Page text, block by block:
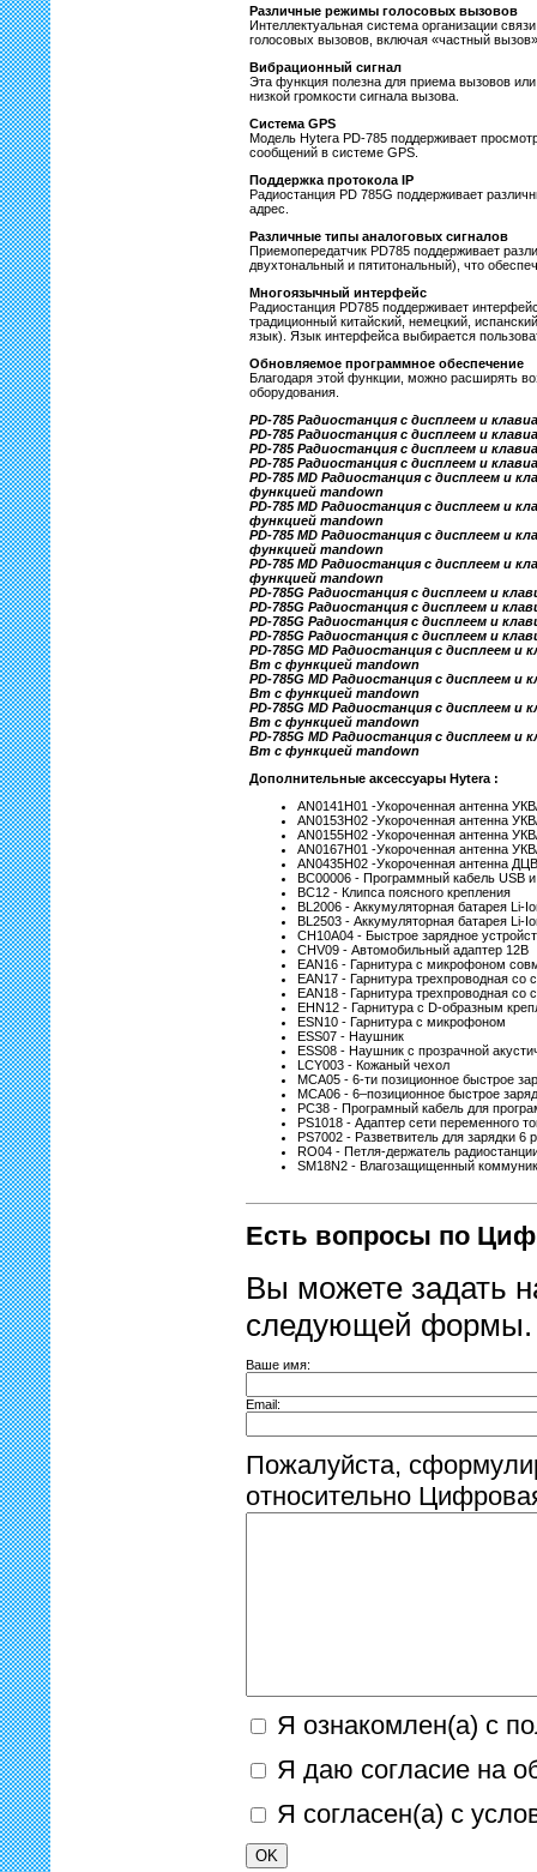
Различные режимы голосовых вызовов
Интеллектуальная система организации
голосовых вызовов, включая «частный
Вибрационный сигнал
Эта функция полезна для приема вызовов
низкой громкости сигнала вызова.
Система GPS
Модель Hytera PD-785 поддерживает
сообщений в системе GPS.
Поддержка протокола IP
Радиостанция PD 785G поддерживает
адрес.
Различные типы аналоговых сигналов
Приемопередатчик PD785 поддерживает
двухтональный и пятитональный), что
Многоязычный интерфейс
Радиостанция PD785 поддерживает
традиционный китайский, немецкий,
язык). Язык интерфейса выбирается
Обновляемое программное обеспечение
Благодаря этой функции, можно расширять
оборудования.
PD-785 Радиостанция с дисплеем и
PD-785 Радиостанция с дисплеем и
PD-785 Радиостанция с дисплеем и
PD-785 Радиостанция с дисплеем и
PD-785 MD Радиостанция с дисплеем и
функцией mandown
PD-785 MD Радиостанция с дисплеем и
функцией mandown
PD-785 MD Радиостанция с дисплеем и
функцией mandown
PD-785 MD Радиостанция с дисплеем и
функцией mandown
PD-785G Радиостанция с дисплеем и
PD-785G Радиостанция с дисплеем и
PD-785G Радиостанция с дисплеем и
PD-785G Радиостанция с дисплеем и
PD-785G MD Радиостанция с дисплеем и
Вт c функцией mandown
PD-785G MD Радиостанция с дисплеем и
Вт c функцией mandown
PD-785G MD Радиостанция с дисплеем и
Вт c функцией mandown
PD-785G MD Радиостанция с дисплеем и
Вт c функцией mandown
Дополнительные аксессуары Hytera :
AN0141H01 -Укороченная антенна
AN0153H02 -Укороченная антенна
AN0155H02 -Укороченная антенна
AN0167H01 -Укороченная антенна
AN0435H02 -Укороченная антенна
BC00006 - Программный кабель USB
BC12 - Клипса поясного крепления
BL2006 - Аккумуляторная батарея Li-
BL2503 - Аккумуляторная батарея Li-
CH10A04 - Быстрое зарядное
CHV09 - Автомобильный адаптер 12В
EAN16 - Гарнитура с микрофоном
EAN17 - Гарнитура трехпроводная
EAN18 - Гарнитура трехпроводная
EHN12 - Гарнитура с D-образным
ESN10 - Гарнитура с микрофоном
ESS07 - Наушник
ESS08 - Наушник с прозрачной
LCY003 - Кожаный чехол
MCA05 - 6-ти позиционное быстрое
MCA06 - 6–позиционное быстрое
PC38 - Програмный кабель для
PS1018 - Адаптер сети переменного
PS7002 - Разветвитель для зарядки 6
RO04 - Петля-держатель
SM18N2 - Влагозащищенный
Есть вопросы по
Вы можете задать
следующей формы.
Ваше имя:
Email:
Пожалуйста,
относительно
Я ознакомлен(а) с
Я даю согласие на
Я согласен(а) с